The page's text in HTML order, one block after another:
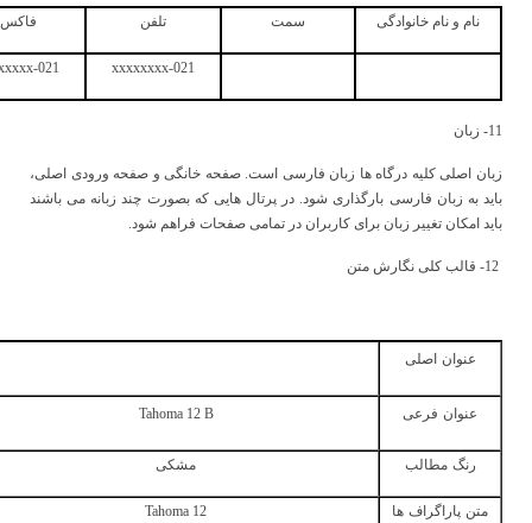
نام و نام خانوادگی سمت تلفن فاکس
021-xxxxxxxx
021-xxxxxxxx
11- زبان
زبان اصلی کلیه درگاه ها زبان فارسی است. صفحه خانگی و صفحه ورودی اصلی،
باید به زبان فارسی بارگذاری شود. در پرتال هایی که بصورت چند زبانه می باشند
باید امکان تغییر زبان برای کاربران در تمامی صفحات فراهم شود.
12- قالب کلی نگارش متن
عنوان اصلی
عنوان فرعی Tahoma 12 B
رنگ مطالب مشکی
متن پاراگراف ها Tahoma 12